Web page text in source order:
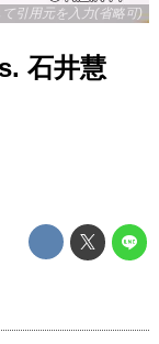
引用元を入力(省略可)
石井慧